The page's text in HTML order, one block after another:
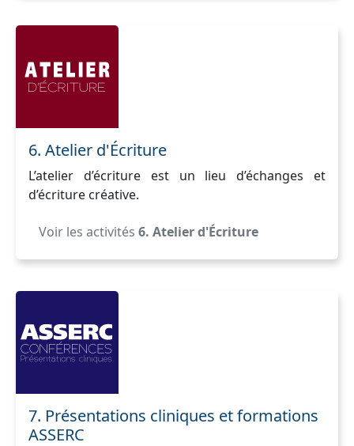
6. Atelier d'Écriture
L’atelier d’écriture est un lieu d’échanges et
d’écriture créative.
Voir les activités 6. Atelier d'Écriture
7. Présentations cliniques et formations
ASSERC